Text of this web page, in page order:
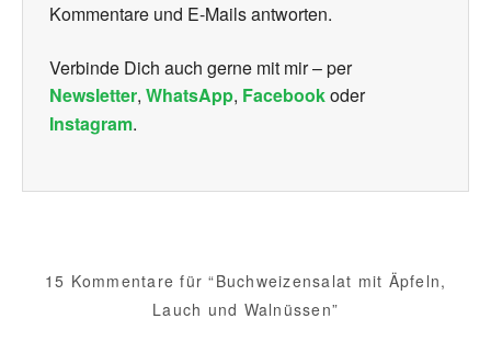
Kommentare und E-Mails antworten.
Verbinde Dich auch gerne mit mir – per
Newsletter, WhatsApp, Facebookoder
Instagram.
15 Kommentare für “Buchweizensalat mit Äpfeln,
Lauch und Walnüssen”